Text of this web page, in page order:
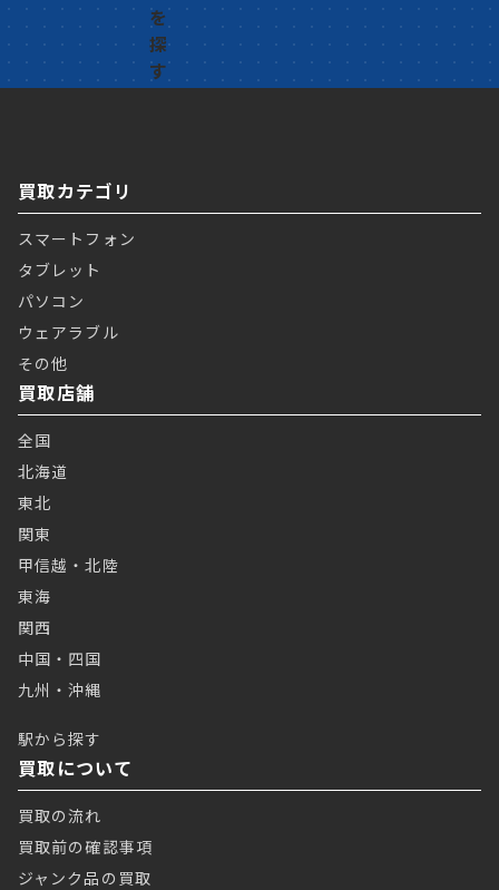
買取カテゴリ
スマートフォン
タブレット
パソコン
ウェアラブル
その他
買取店舗
全国
北海道
東北
関東
甲信越・北陸
東海
関西
中国・四国
九州・沖縄
駅から探す
買取について
買取の流れ
買取前の確認事項
ジャンク品の買取